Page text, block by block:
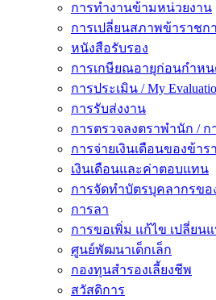
การทำงานข้ามหน่วยงาน
การเปลี่ยนสภาพข้าราชก
หนังสือรับรอง
การเกษียณอายุก่อนกำห
การประเมิน / My
การรับส่งงาน
การตรวจลงตราพำนัก /
การจ่ายเงินเดือนของข้า
เงินเดือนและค่าตอบแทน
การจัดทำบัตรบุคลากรขอ
การลา
การขอเพิ่ม แก้ไข เปลี่ย
ศูนย์พัฒนาเด็กเล็ก
กองทุนสำรองเลี้ยงชีพ
สวัสดิการ